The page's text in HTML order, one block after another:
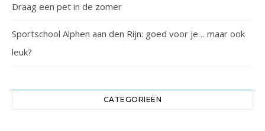
Draag een pet in de zomer
Sportschool Alphen aan den Rijn: goed voor je… maar ook
leuk?
CATEGORIEËN